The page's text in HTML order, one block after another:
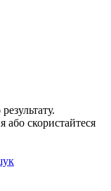
або скористайтеся